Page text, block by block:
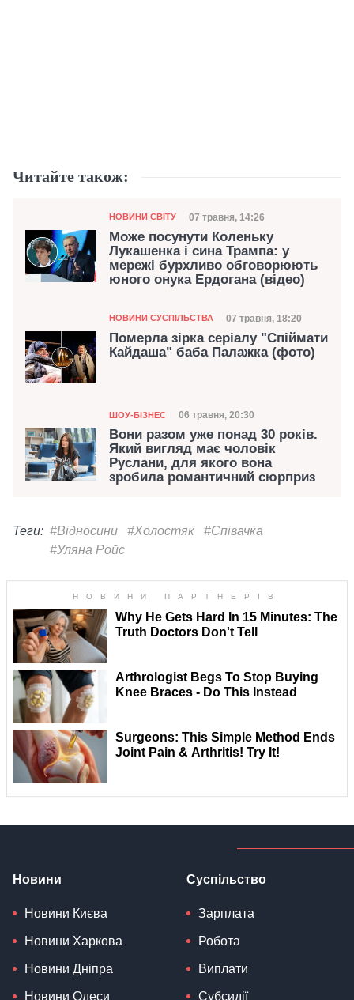
Читайте також:
Категорія
НОВИНИ СВІТУ Дата публікації
07 травня, 14:26
Може посунути Коленьку
Лукашенка і сина Трампа: у
мережі бурхливо обговорюють
юного онука Ердогана (відео)
Категорія
НОВИНИ СУСПІЛЬСТВА Дата публікації
07 травня, 18:20
Померла зірка серіалу "Спіймати
Кайдаша" баба Палажка (фото)
Категорія
ШОУ-БІЗНЕС Дата публікації
06 травня, 20:30
Вони разом уже понад 30 років.
Який вигляд має чоловік
Руслани, для якого вона
зробила романтичний сюрприз
Теги: #Відносини #Холостяк
#Співачка
#Уляна Ройс
Новини
Новини Києва
Новини Харкова
Новини Дніпра
Новини Одеси
Суспільство
Зарплата
Робота
Виплати
Субсидії